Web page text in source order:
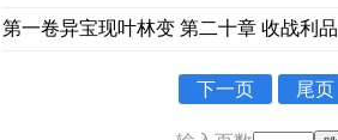
第一卷异宝现叶林变 第二十章 收战利品
下一页 尾页